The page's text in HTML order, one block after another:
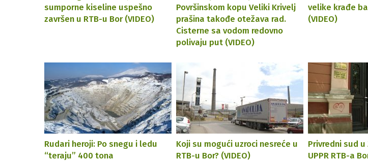
sumporne kiseline uspešno
završen u RTB-u Bor (VIDEO)
Površinskom kopu Veliki Krivelj
prašina takođe otežava rad.
Cisterne sa vodom redovno
polivaju put (VIDEO)
velike krađe
(VIDEO)
Rudari heroji: Po snegu i ledu
“teraju” 400 tona
Koji su mogući uzroci nesreće u
RTB-u Bor? (VIDEO)
Privredni sud
UPPR RTB-a